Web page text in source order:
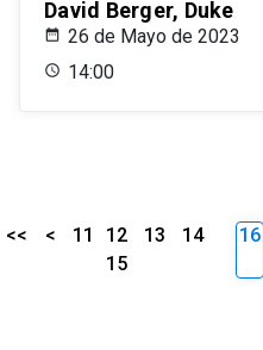
David Berger, Duke
26 de Mayo de 2023
14:00
<< < 11 12 13
14
15
16